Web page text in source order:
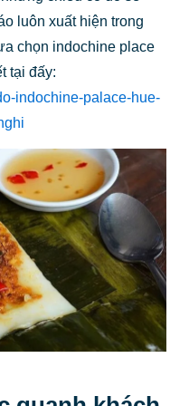
luôn xuất hiện trong
chọn indochine place
tại đấy:
indochine-palace-hue-